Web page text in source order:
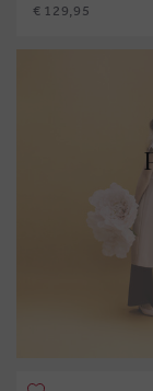
€ 129,95